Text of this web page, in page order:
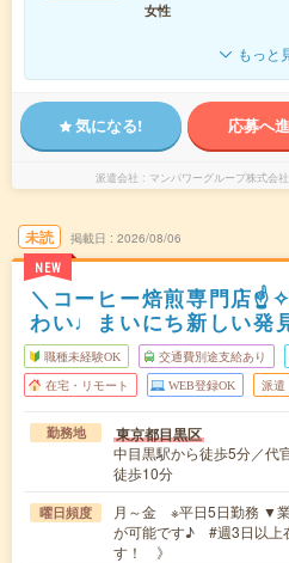
女性
もっと
気になる! 応募へ
派遣会社 マンパワーグループ株式会
未読
NEW
掲載日 2026/08/06
＼コーヒー焙煎専門店
わい♩まいにち新しい発
職種未経験OK 交通費別途支給あり
在宅・リモート WEB登録OK 派遣
勤務地 東京都目黒区
中目黒駅から徒歩5分／代
徒歩10分
曜日頻度
月～金 ※平日5日勤務 ▼
が可能です♪ #週3日以上
す！ 》